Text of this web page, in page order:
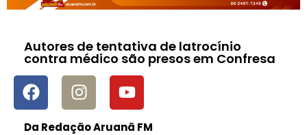
Autores de tentativa de latrocínio
contra médico são presos em Confresa
Da Redação Aruanã FM